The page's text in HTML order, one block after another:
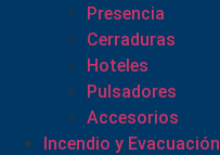
Presencia
Cerraduras
Hoteles
Pulsadores
Accesorios
Incendio y Evacuación